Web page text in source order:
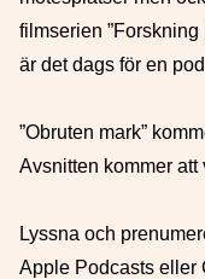
filmserien
är det dags för en
”Obruten mark”
Avsnitten kommer att
Lyssna och
Apple Podcasts eller